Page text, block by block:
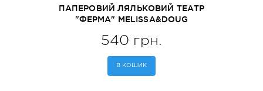
ПАПЕРОВИЙ ЛЯЛЬКОВИЙ ТЕАТР
"ФЕРМА" MELISSA&DOUG
540 грн.
В КОШИК